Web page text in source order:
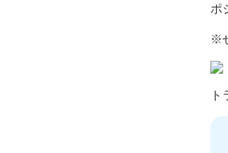
ポ
※